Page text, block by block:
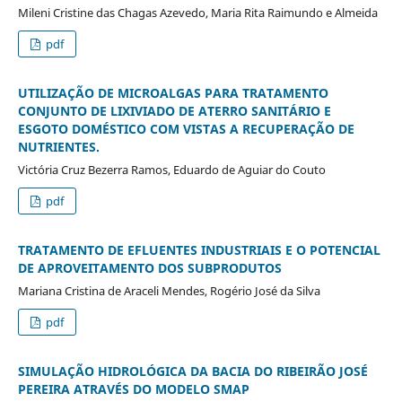
Mileni Cristine das Chagas Azevedo, Maria Rita Raimundo e Almeida
pdf
UTILIZAÇÃO DE MICROALGAS PARA TRATAMENTO
CONJUNTO DE LIXIVIADO DE ATERRO SANITÁRIO E
ESGOTO DOMÉSTICO COM VISTAS A RECUPERAÇÃO DE
NUTRIENTES.
Victória Cruz Bezerra Ramos, Eduardo de Aguiar do Couto
pdf
TRATAMENTO DE EFLUENTES INDUSTRIAIS E O POTENCIAL
DE APROVEITAMENTO DOS SUBPRODUTOS
Mariana Cristina de Araceli Mendes, Rogério José da Silva
pdf
SIMULAÇÃO HIDROLÓGICA DA BACIA DO RIBEIRÃO JOSÉ
PEREIRA ATRAVÉS DO MODELO SMAP